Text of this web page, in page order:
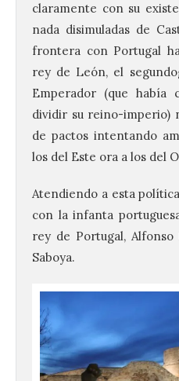
claramente con su
nada disimuladas de
frontera con Portugal
rey de León, el
Emperador (que había
dividir su reino-imperio)
de pactos intentando
los del Este ora a los del
Atendiendo a esta
con la infanta
rey de Portugal,
Saboya.